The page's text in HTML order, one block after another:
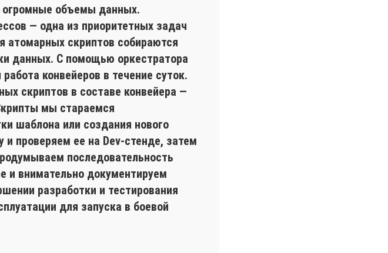
огромные объемы данных.
— одна из приоритетных задач
атомарных скриптов собираются
данных. С помощью оркестратора
конвейеров в течение суток.
скриптов в составе конвейера —
мы стараемся
шаблона или создания нового
и проверяем ее на Dev-стенде, затем
последовательность
и внимательно документируем
разработки и тестирования
для запуска в боевой